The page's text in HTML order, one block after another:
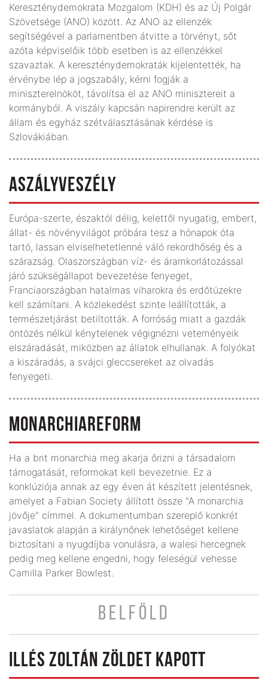
Kereszténydemokrata Mozgalom (KDH) és az Új Polgár
Szövetsége (ANO) között. Az ANO az ellenzék
segítségével a parlamentben átvitte a törvényt, sőt
azóta képviselőik több esetben is az ellenzékkel
szavaztak. A kereszténydemokraták kijelentették, ha
érvénybe lép a jogszabály, kérni fogják a
miniszterelnököt, távolítsa el az ANO minisztereit a
kormányból. A viszály kapcsán napirendre került az
állam és egyház szétválasztásának kérdése is
Szlovákiában.
ASZÁLYVESZÉLY
Európa-szerte, északtól délig, kelettől nyugatig, embert,
állat- és növényvilágot próbára tesz a hónapok óta
tartó, lassan elviselhetetlenné váló rekordhőség és a
szárazság. Olaszországban víz- és áramkorlátozással
járó szükségállapot bevezetése fenyeget,
Franciaországban hatalmas viharokra és erdőtüzekre
kell számítani. A közlekedést szinte leállították, a
természetjárást betiltották. A forróság miatt a gazdák
öntözés nélkül kénytelenek végignézni veteményeik
elszáradását, miközben az állatok elhullanak. A folyókat
a kiszáradás, a svájci gleccsereket az olvadás
fenyegeti.
MONARCHIAREFORM
Ha a brit monarchia meg akarja őrizni a társadalom
támogatását, reformokat kell bevezetnie. Ez a
konklúziója annak az egy éven át készített jelentésnek,
amelyet a Fabian Society állított össze "A monarchia
jövője" címmel. A dokumentumban szereplő konkrét
javaslatok alapján a királynőnek lehetőséget kellene
biztosítani a nyugdíjba vonulásra, a walesi hercegnek
pedig meg kellene engedni, hogy feleségül vehesse
Camilla Parker Bowlest.
BELFÖLD
ILLÉS ZOLTÁN ZÖLDET KAPOTT